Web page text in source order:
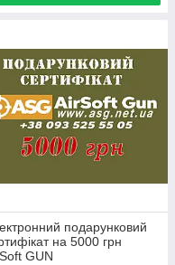
подарунковий
на 5000 грн
GUN